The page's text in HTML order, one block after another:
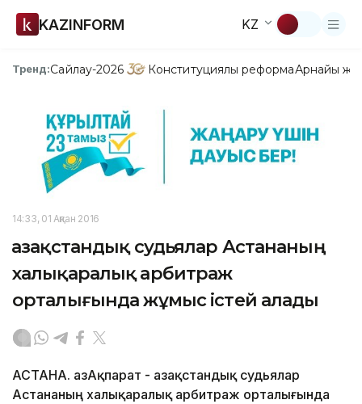
KAZINFORM KZ
Тренд:Сайлау-2026 Конституциялық реформаАрнайы
14:33, 01 Ақпан 2016
Қазақстандық судьялар Астананың
xалықаралық арбитраж
орталығында жұмыс істей алады
АСТАНА. ҚазАқпарат - Қазақстандық судьялар
Астананың xалықаралық арбитраж орталығында